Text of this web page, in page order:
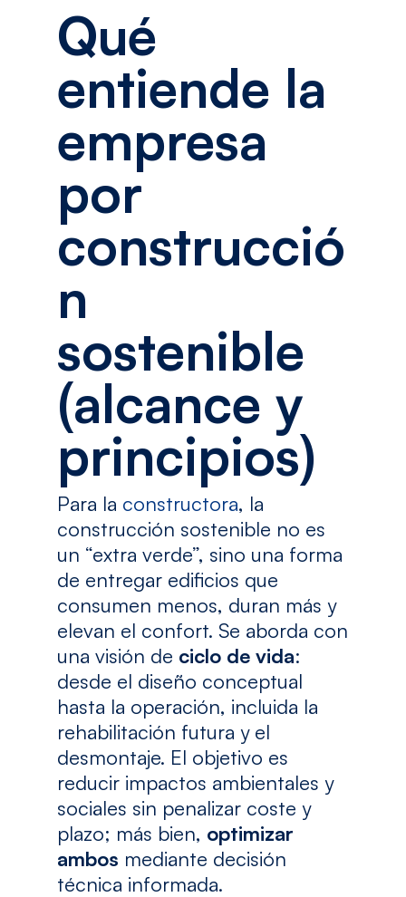
Qué
entiende la
empresa
por
construcció
n
sostenible
(alcance y
principios)
Para la constructora, la
construcción sostenible no es
un “extra verde”, sino una forma
de entregar edificios que
consumen menos, duran más y
elevan el confort. Se aborda con
una visión de ciclo de vida:
desde el diseño conceptual
hasta la operación, incluida la
rehabilitación futura y el
desmontaje. El objetivo es
reducir impactos ambientales y
sociales sin penalizar coste y
plazo; más bien, optimizar
ambos mediante decisión
técnica informada.